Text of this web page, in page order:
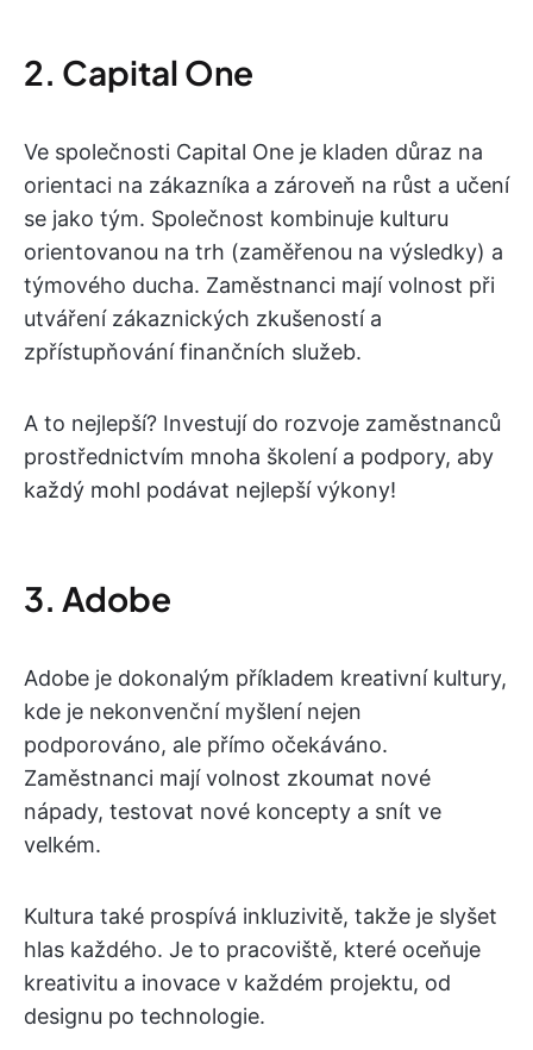
2. Capital One
Ve společnosti Capital One je kladen důraz na
orientaci na zákazníka a zároveň na růst a učení
se jako tým. Společnost kombinuje kulturu
orientovanou na trh (zaměřenou na výsledky) a
týmového ducha. Zaměstnanci mají volnost při
utváření zákaznických zkušeností a
zpřístupňování finančních služeb.
A to nejlepší? Investují do rozvoje zaměstnanců
prostřednictvím mnoha školení a podpory, aby
každý mohl podávat nejlepší výkony!
3. Adobe
Adobe je dokonalým příkladem kreativní kultury,
kde je nekonvenční myšlení nejen
podporováno, ale přímo očekáváno.
Zaměstnanci mají volnost zkoumat nové
nápady, testovat nové koncepty a snít ve
velkém.
Kultura také prospívá inkluzivitě, takže je slyšet
hlas každého. Je to pracoviště, které oceňuje
kreativitu a inovace v každém projektu, od
designu po technologie.